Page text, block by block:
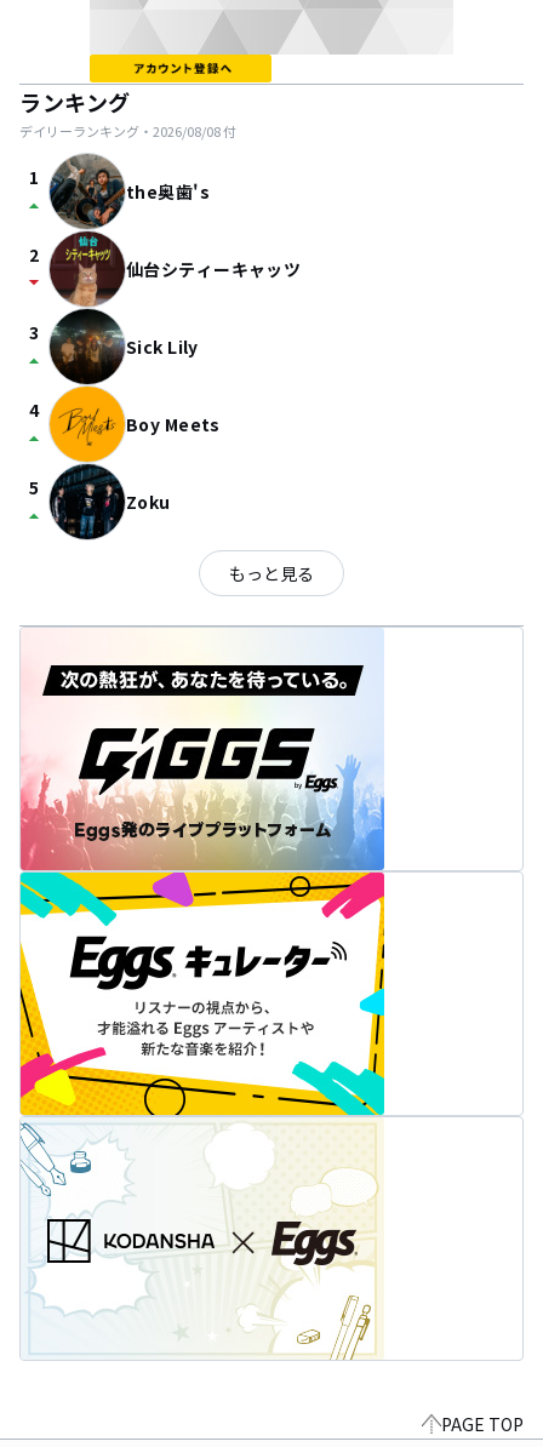
ランキング
デイリーランキング・ 2026/08/08付
1
arrow_drop_up the奥歯's
2
arrow_drop_down 仙台シティーキャッツ
3
arrow_drop_up Sick Lily
4
arrow_drop_up Boy Meets
5
arrow_drop_up Zoku
もっと見る
PAGE TOP